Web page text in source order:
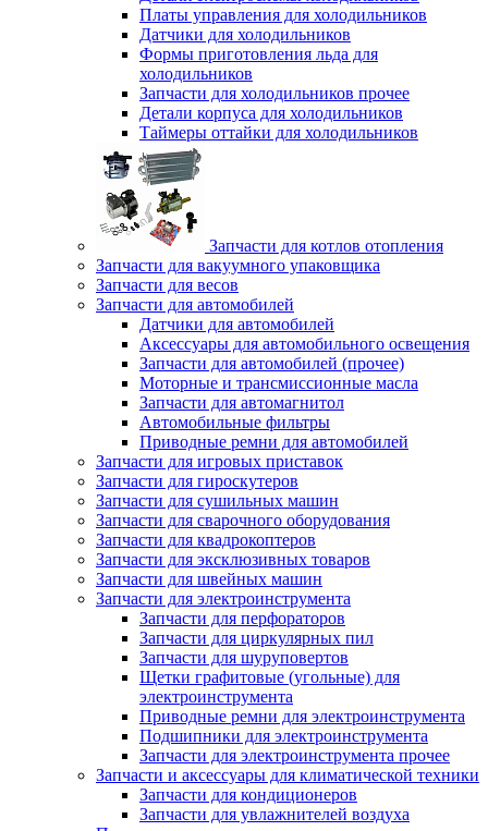
Платы управления для холодильников
Датчики для холодильников
Формы приготовления льда для
холодильников
Запчасти для холодильников прочее
Детали корпуса для холодильников
Таймеры оттайки для холодильников
Запчасти для котлов отопления
Запчасти для вакуумного упаковщика
Запчасти для весов
Запчасти для автомобилей
Датчики для автомобилей
Аксессуары для автомобильного освещения
Запчасти для автомобилей (прочее)
Моторные и трансмиссионные масла
Запчасти для автомагнитол
Автомобильные фильтры
Приводные ремни для автомобилей
Запчасти для игровых приставок
Запчасти для гироскутеров
Запчасти для сушильных машин
Запчасти для сварочного оборудования
Запчасти для квадрокоптеров
Запчасти для эксклюзивных товаров
Запчасти для швейных машин
Запчасти для электроинструмента
Запчасти для перфораторов
Запчасти для циркулярных пил
Запчасти для шуруповертов
Щетки графитовые (угольные) для
электроинструмента
Приводные ремни для электроинструмента
Подшипники для электроинструмента
Запчасти для электроинструмента прочее
Запчасти и аксессуары для климатической техники
Запчасти для кондиционеров
Запчасти для увлажнителей воздуха